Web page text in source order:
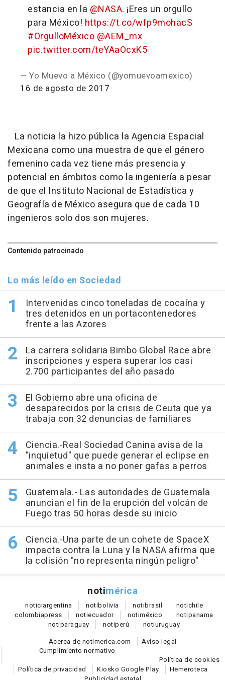
estancia en la @NASA. ¡Eres un orgullo
para México! https://t.co/wfp9mohacS
#OrgulloMéxico @AEM_mx
pic.twitter.com/teYAaOcxK5
— Yo Muevo a México (@yomuevoamexico)
16 de agosto de 2017
La noticia la hizo pública la Agencia Espacial
Mexicana como una muestra de que el género
femenino cada vez tiene más presencia y
potencial en ámbitos como la ingeniería a pesar
de que el Instituto Nacional de Estadística y
Geografía de México asegura que de cada 10
ingenieros solo dos son mujeres.
Contenido patrocinado
Lo más leído en Sociedad
Intervenidas cinco toneladas de cocaína y
tres detenidos en un portacontenedores
frente a las Azores
La carrera solidaria Bimbo Global Race abre
inscripciones y espera superar los casi
2.700 participantes del año pasado
El Gobierno abre una oficina de
desaparecidos por la crisis de Ceuta que ya
trabaja con 32 denuncias de familiares
Ciencia.-Real Sociedad Canina avisa de la
"inquietud" que puede generar el eclipse en
animales e insta a no poner gafas a perros
Guatemala.- Las autoridades de Guatemala
anuncian el fin de la erupción del volcán de
Fuego tras 50 horas desde su inicio
Ciencia.-Una parte de un cohete de SpaceX
impacta contra la Luna y la NASA afirma que
la colisión "no representa ningún peligro"
notimérica
noticiargentina notibolivia notibrasil notichile
colombiapress notiecuador notiméxico notipanama
notiparaguay notiperú notiuruguay
Acerca de notimerica.com
Aviso legal
Cumplimiento normativo
Política de cookies
Política de privacidad
Kiosko Google Play
Hemeroteca